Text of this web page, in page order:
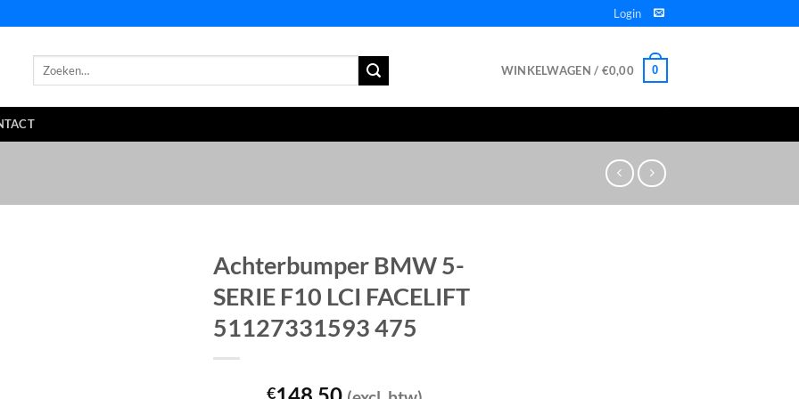
Login
Zoeken
WINKELWAGEN / €0,00 0
Achterbumper BMW 5-
SERIE F10 LCI FACELIFT
51127331593 475
€